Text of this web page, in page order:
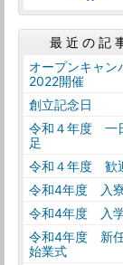
最近の記
オープンキャン
2022開催
創立記念日
令和４年度 一
足
令和４年度 歓
令和4年度 入
令和4年度 入
令和4年度 新任
始業式